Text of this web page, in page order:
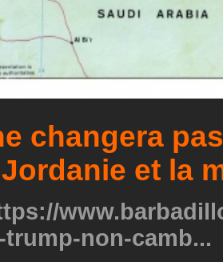
changera
et la
non-camb...